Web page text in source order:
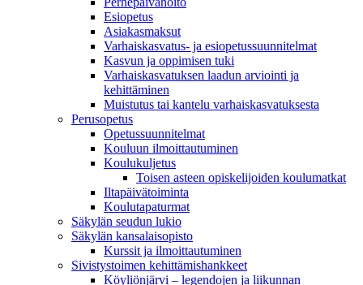
Esiopetus
Asiakasmaksut
Varhaiskasvatus- ja esiopetussuunnitelmat
Kasvun ja oppimisen tuki
Varhaiskasvatuksen laadun arviointi ja
kehittäminen
Muistutus tai kantelu varhaiskasvatuksesta
Perusopetus
Opetussuunnitelmat
Kouluun ilmoittautuminen
Koulukuljetus
Toisen asteen opiskelijoiden koulumatkat
Iltapäivätoiminta
Koulutapaturmat
Säkylän seudun lukio
Säkylän kansalaisopisto
Kurssit ja ilmoittautuminen
Sivistystoimen kehittämishankkeet
Köyliönjärvi – legendojen ja liikunnan